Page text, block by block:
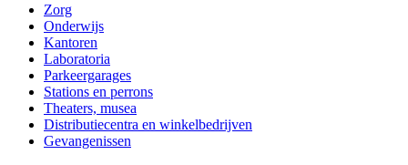
Zorg
Onderwijs
Kantoren
Laboratoria
Parkeergarages
Stations en perrons
Theaters, musea
Distributiecentra en winkelbedrijven
Gevangenissen